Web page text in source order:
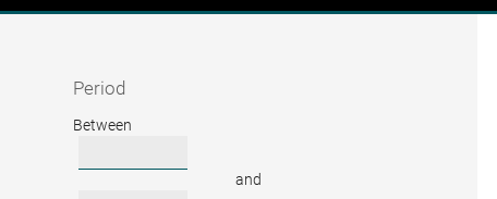
Recherche
Period
Period
Between
and